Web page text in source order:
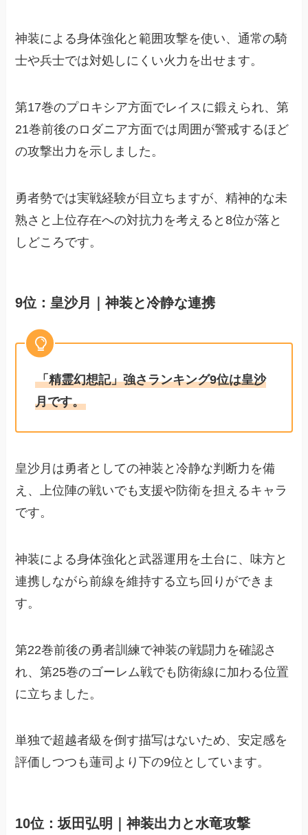
神装による身体強化と範囲攻撃を使い、通常の騎
士や兵士では対処しにくい火力を出せます。
第17巻のプロキシア方面でレイスに鍛えられ、第
21巻前後のロダニア方面では周囲が警戒するほど
の攻撃出力を示しました。
勇者勢では実戦経験が目立ちますが、精神的な未
熟さと上位存在への対抗力を考えると8位が落と
しどころです。
9位：皇沙月｜神装と冷静な連携
「精霊幻想記」強さランキング9位は皇沙
月です。
皇沙月は勇者としての神装と冷静な判断力を備
え、上位陣の戦いでも支援や防衛を担えるキャラ
です。
神装による身体強化と武器運用を土台に、味方と
連携しながら前線を維持する立ち回りができま
す。
第22巻前後の勇者訓練で神装の戦闘力を確認さ
れ、第25巻のゴーレム戦でも防衛線に加わる位置
に立ちました。
単独で超越者級を倒す描写はないため、安定感を
評価しつつも蓮司より下の9位としています。
10位：坂田弘明｜神装出力と水竜攻撃